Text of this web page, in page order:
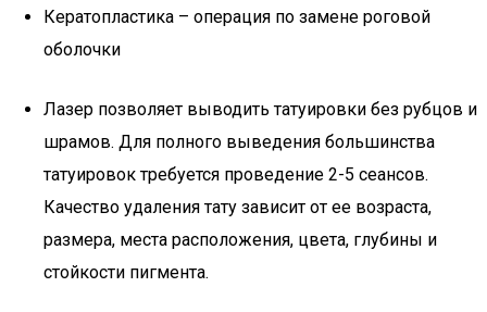
Кератопластика – операция по замене роговой
оболочки
Лазер позволяет выводить татуировки без рубцов и
шрамов. Для полного выведения большинства
татуировок требуется проведение 2-5 сеансов.
Качество удаления тату зависит от ее возраста,
размера, места расположения, цвета, глубины и
стойкости пигмента.